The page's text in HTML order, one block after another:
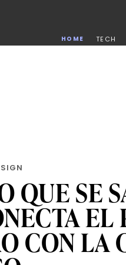
y diseño
HOME TECH
QUE SE
EL
CON LA